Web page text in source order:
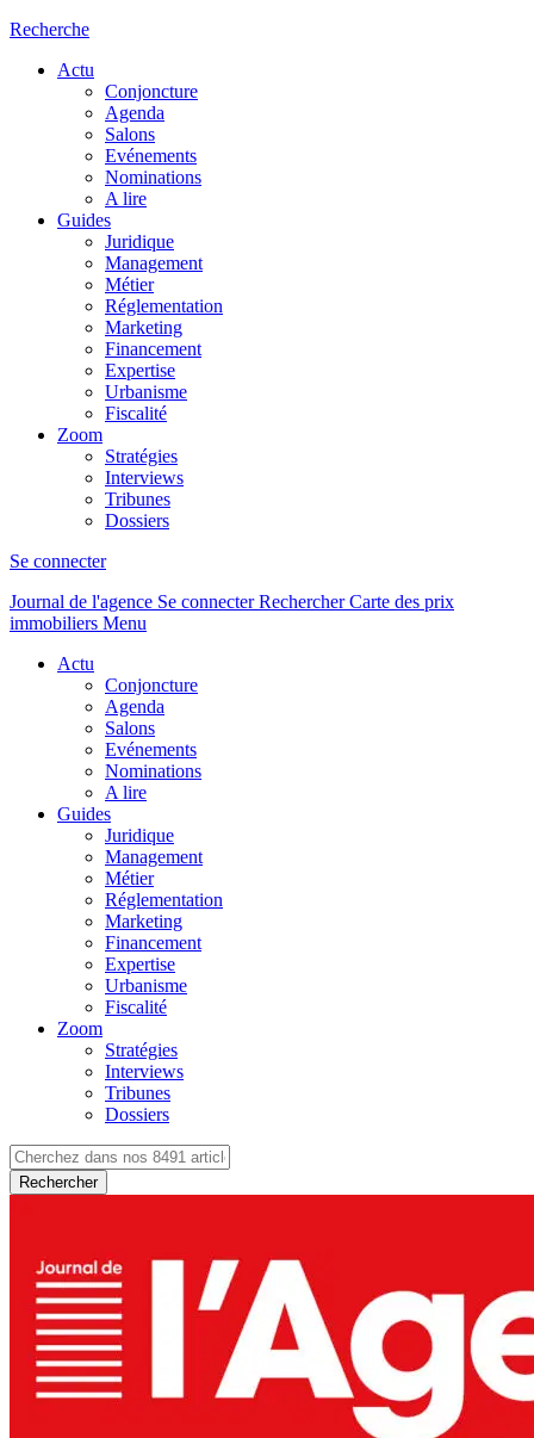
Recherche
Actu
Conjoncture
Agenda
Salons
Evénements
Nominations
A lire
Guides
Juridique
Management
Métier
Réglementation
Marketing
Financement
Expertise
Urbanisme
Fiscalité
Zoom
Stratégies
Interviews
Tribunes
Dossiers
Se connecter
Journal de l'agence Se connecterRechercher Carte des prix
immobiliers Menu
Actu
Conjoncture
Agenda
Salons
Evénements
Nominations
A lire
Guides
Juridique
Management
Métier
Réglementation
Marketing
Financement
Expertise
Urbanisme
Fiscalité
Zoom
Stratégies
Interviews
Tribunes
Dossiers
Rechercher